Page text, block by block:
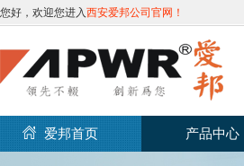
您好，欢迎您进入西安爱邦公司官网！
爱邦首页 产品中心